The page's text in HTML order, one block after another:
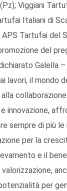
Viggiani
Italiani di
Tartufai del
del
Galella
lavori, il mondo
innovazione,
sempre di più
per la
e il
per